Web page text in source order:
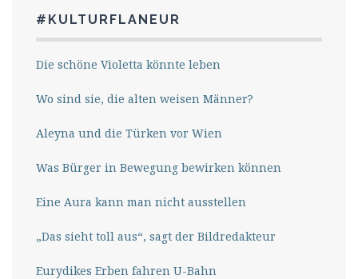
#KULTURFLANEUR
Die schöne Violetta könnte leben
Wo sind sie, die alten weisen Männer?
Aleyna und die Türken vor Wien
Was Bürger in Bewegung bewirken können
Eine Aura kann man nicht ausstellen
„Das sieht toll aus“, sagt der Bildredakteur
Eurydikes Erben fahren U-Bahn